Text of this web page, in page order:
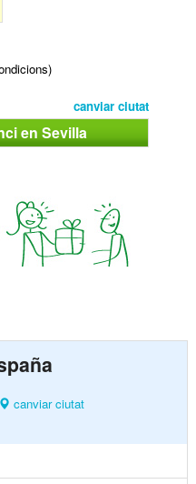
canviar ciutat
en Sevilla
canviar ciutat